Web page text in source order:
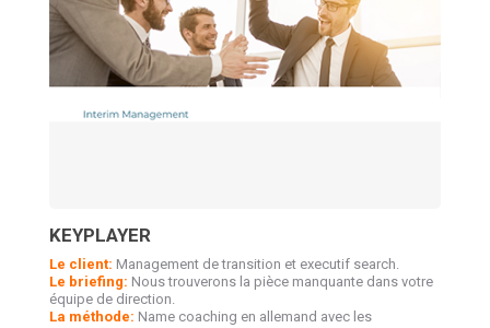
KEYPLAYER
Le client: Management de transition et executif search.
Le briefing: Nous trouverons la pièce manquante dans votre
équipe de direction.
La méthode: Name coaching en allemand avec les